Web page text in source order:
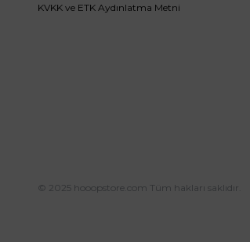
KVKK ve ETK Aydınlatma Metni
© 2025 hooopstore.com Tüm hakları saklıdır.